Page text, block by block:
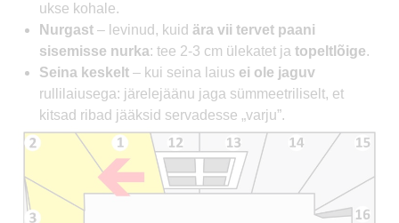
ukse kohale.
Nurgast – levinud, kuid ära vii tervet paani
sisemisse nurka: tee 2-3 cm ülekatet ja topeltlõige.
Seina keskelt – kui seina laius ei ole jaguv
rullilaiusega: järelejäänu jaga sümmeetriliselt, et
kitsad ribad jääksid servadesse „varju”.